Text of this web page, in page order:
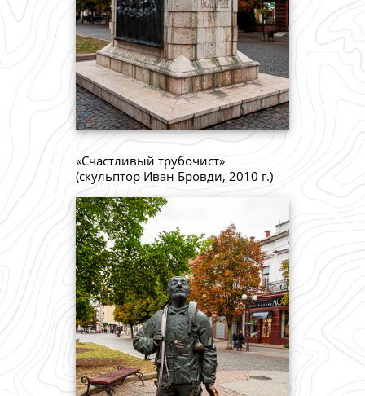
«Счастливый трубочист»
(скульптор Иван Бровди, 2010 г.)